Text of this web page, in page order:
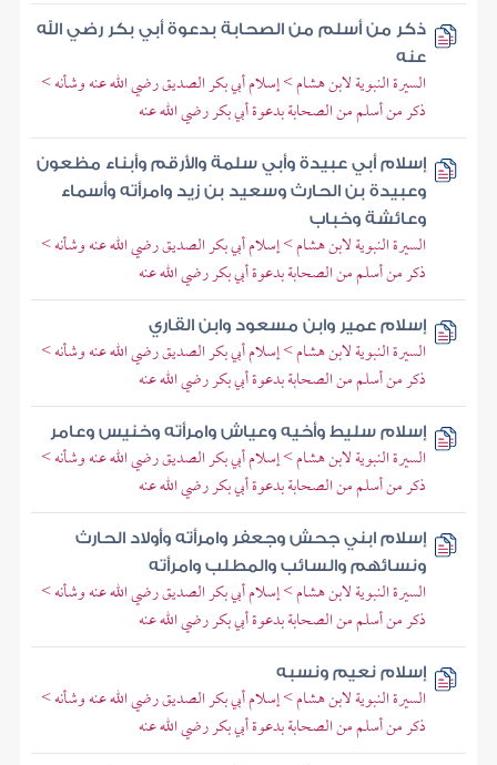
ذكر من أسلم من الصحابة بدعوة أبي بكر رضي الله
عنه
السيرة النبوية لابن هشام > إسلام أبي بكر الصديق رضي الله عنه وشأنه >
ذكر من أسلم من الصحابة بدعوة أبي بكر رضي الله عنه
إسلام أبي عبيدة وأبي سلمة والأرقم وأبناء مظعون
وعبيدة بن الحارث وسعيد بن زيد وامرأته وأسماء
وعائشة وخباب
السيرة النبوية لابن هشام > إسلام أبي بكر الصديق رضي الله عنه وشأنه >
ذكر من أسلم من الصحابة بدعوة أبي بكر رضي الله عنه
إسلام عمير وابن مسعود وابن القاري
السيرة النبوية لابن هشام > إسلام أبي بكر الصديق رضي الله عنه وشأنه >
ذكر من أسلم من الصحابة بدعوة أبي بكر رضي الله عنه
إسلام سليط وأخيه وعياش وامرأته وخنيس وعامر
السيرة النبوية لابن هشام > إسلام أبي بكر الصديق رضي الله عنه وشأنه >
ذكر من أسلم من الصحابة بدعوة أبي بكر رضي الله عنه
إسلام ابني جحش وجعفر وامرأته وأولاد الحارث
ونسائهم والسائب والمطلب وامرأته
السيرة النبوية لابن هشام > إسلام أبي بكر الصديق رضي الله عنه وشأنه >
ذكر من أسلم من الصحابة بدعوة أبي بكر رضي الله عنه
إسلام نعيم ونسبه
السيرة النبوية لابن هشام > إسلام أبي بكر الصديق رضي الله عنه وشأنه >
ذكر من أسلم من الصحابة بدعوة أبي بكر رضي الله عنه